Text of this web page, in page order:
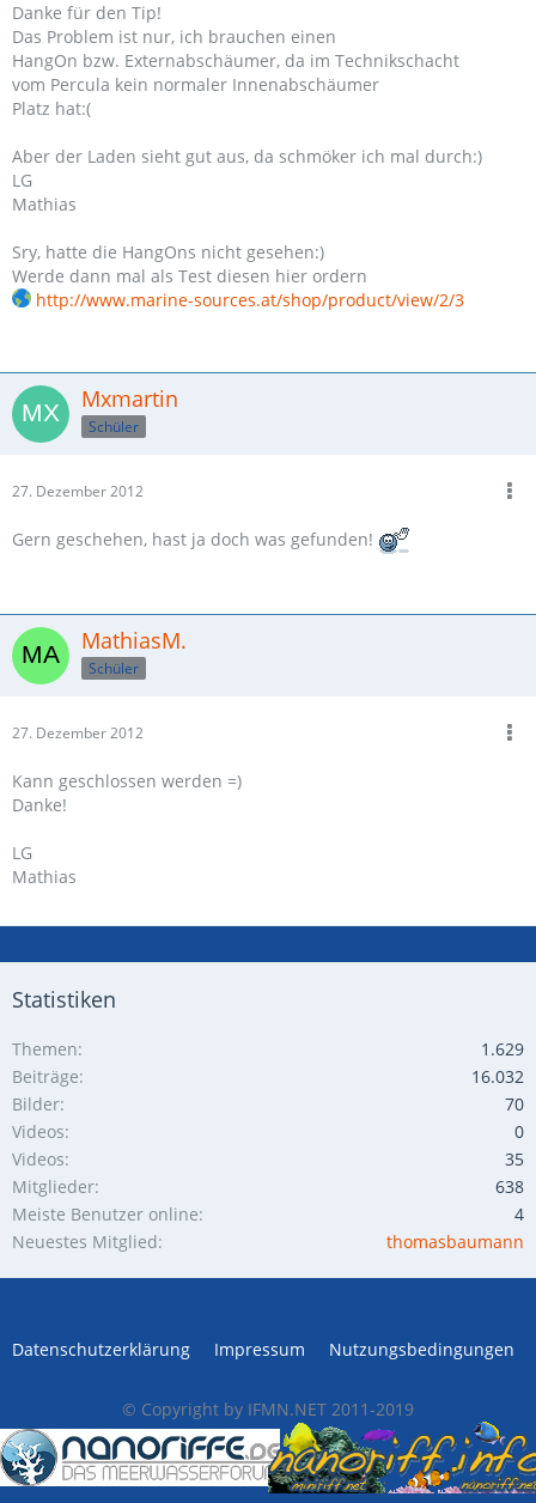
Danke für den Tip!
Das Problem ist nur, ich brauchen einen
HangOn bzw. Externabschäumer, da im Technikschacht
vom Percula kein normaler Innenabschäumer
Platz hat:(
Aber der Laden sieht gut aus, da schmöker ich mal durch:)
LG
Mathias
Sry, hatte die HangOns nicht gesehen:)
Werde dann mal als Test diesen hier ordern
http://www.marine-sources.at/shop/product/view/2/3
Mxmartin
Schüler
27. Dezember 2012
Gern geschehen, hast ja doch was gefunden!
MathiasM.
Schüler
27. Dezember 2012
Kann geschlossen werden =)
Danke!
LG
Mathias
Statistiken
Themen
1.629
Beiträge
16.032
Bilder
70
Videos
0
Videos
35
Mitglieder
638
Meiste Benutzer online
4
Neuestes Mitglied
thomasbaumann
Datenschutzerklärung Impressum Nutzungsbedingungen
© Copyright by IFMN.NET 2011-2019